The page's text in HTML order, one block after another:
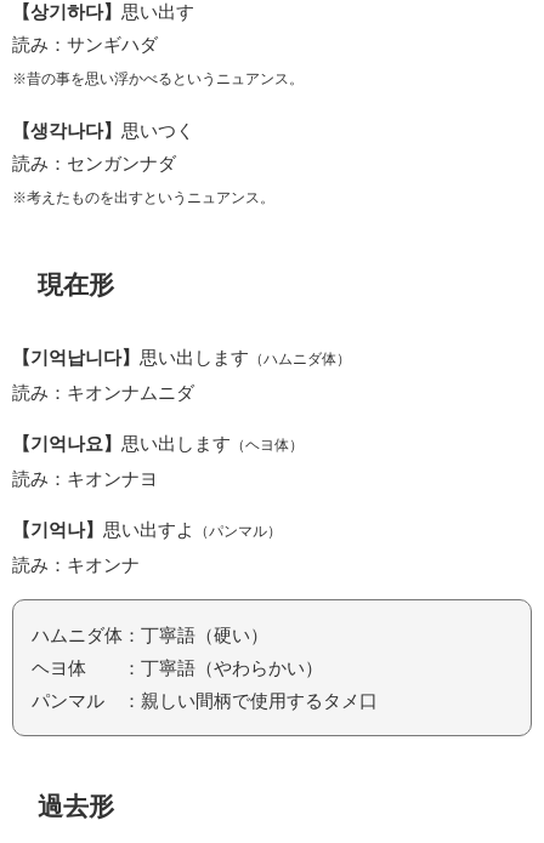
【상기하다】 思い出す
読み：サンギハダ
※昔の事を思い浮かべるというニュアンス。
【생각나다】 思いつく
読み：センガンナダ
※考えたものを出すというニュアンス。
現在形
【기억납니다】 思い出します （ハムニダ体）
読み：キオンナムニダ
【기억나요】 思い出します （ヘヨ体）
読み：キオンナヨ
【기억나】 思い出すよ （パンマル）
読み：キオンナ
ハムニダ体：丁寧語（硬い）
ヘヨ体 ：丁寧語（やわらかい）
パンマル ：親しい間柄で使用するタメ口
過去形